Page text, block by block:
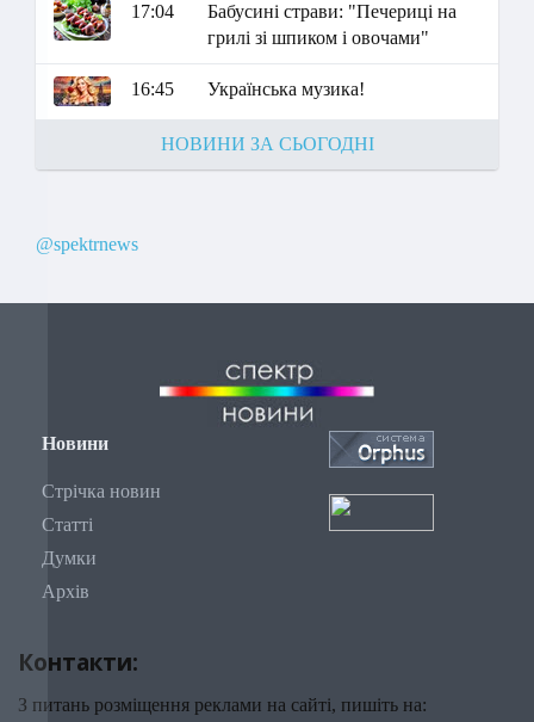
17:04
Бабусині страви: "Печериці на
грилі зі шпиком і овочами"
16:45 Українська музика!
НОВИНИ ЗА СЬОГОДНІ
@spektrnews
Новини
Стрічка новин
Статті
Думки
Архів
Контакти:
З питань розміщення реклами на сайті, пишіть на: